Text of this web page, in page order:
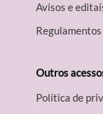
Avisos e
Regulamentos
Outros
Política de